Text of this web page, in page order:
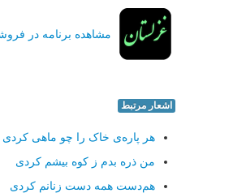
مشاهده برنامه در
اشعار مرتبط
هر پاره‌ی خاک را چو ماهی کردی
من ذره بدم ز کوه بیشم کردی
هم‌دست همه دست زنانم کردی